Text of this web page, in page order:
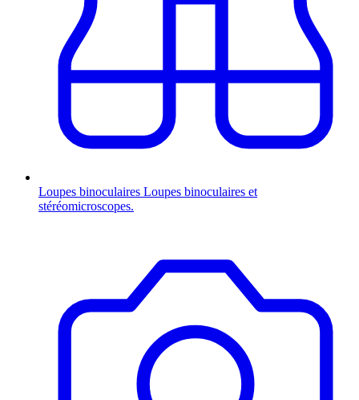
Loupes binoculaires Loupes binoculaires et
stéréomicroscopes.